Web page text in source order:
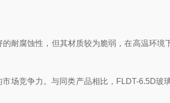
腐蚀性，但其材质较为脆弱，在高温环境
竞争力。与同类产品相比，FLDT-6.5D玻